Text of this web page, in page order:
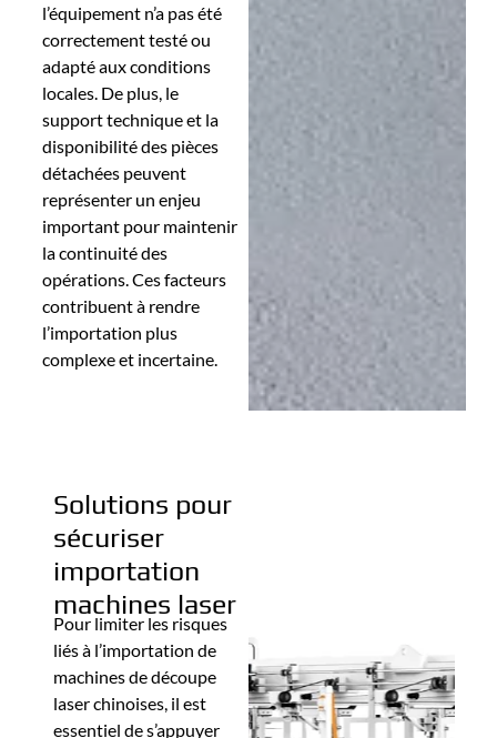
l’équipement n’a pas été
correctement testé ou
adapté aux conditions
locales. De plus, le
support technique et la
disponibilité des pièces
détachées peuvent
représenter un enjeu
important pour maintenir
la continuité des
opérations. Ces facteurs
contribuent à rendre
l’importation plus
complexe et incertaine.
Solutions pour
sécuriser
importation
machines laser
Pour limiter les risques
liés à l’importation de
machines de découpe
laser chinoises, il est
essentiel de s’appuyer